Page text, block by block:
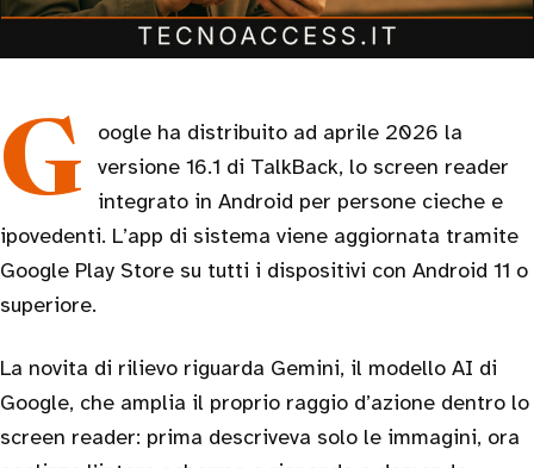
Google ha distribuito ad aprile 2026 la
versione 16.1 di TalkBack, lo screen reader
integrato in Android per persone cieche e
ipovedenti. L’app di sistema viene aggiornata tramite
Google Play Store su tutti i dispositivi con Android 11 o
superiore.
La novita di rilievo riguarda Gemini, il modello AI di
Google, che amplia il proprio raggio d’azione dentro lo
screen reader: prima descriveva solo le immagini, ora